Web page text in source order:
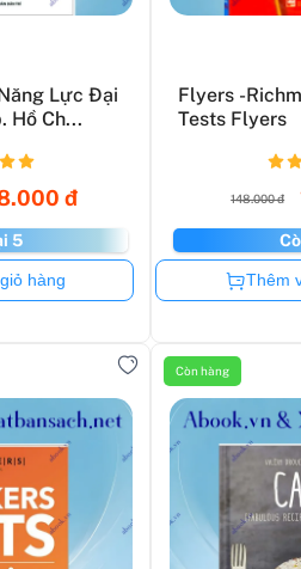
Lực Đại
Hồ Ch...
đ
5
hàng
Flyers -
Tests Flyers
148.000 đ
Thêm
Còn hàng